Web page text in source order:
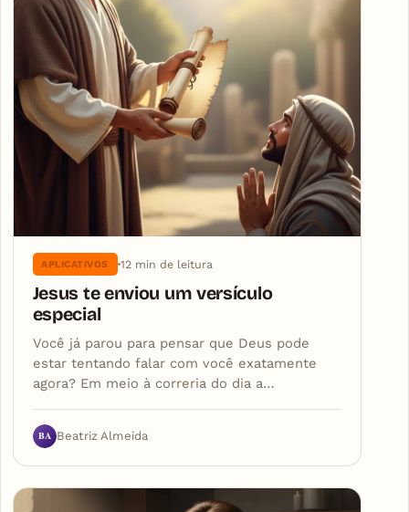
APLICATIVOS 12 min de leitura
Jesus te enviou um versículo
especial
Você já parou para pensar que Deus pode
estar tentando falar com você exatamente
agora? Em meio à correria do dia a…
BA Beatriz Almeida